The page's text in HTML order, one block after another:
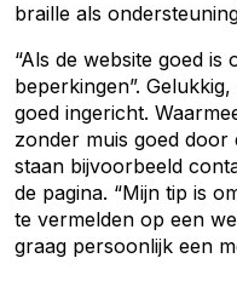
braille als
“Als de website goed
beperkingen”.
goed ingericht.
zonder muis goed door
staan bijvoorbeeld
de pagina. “Mijn tip is
te vermelden op een
graag persoonlijk een